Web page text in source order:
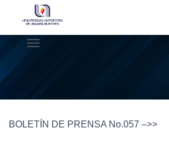
M
BOLETÍN DE PRENSA No.057 –>>